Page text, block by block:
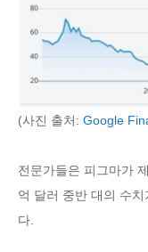
(사진 출처: Google
전문가들은 피그마가
억 달러 중반 대의 수
다.